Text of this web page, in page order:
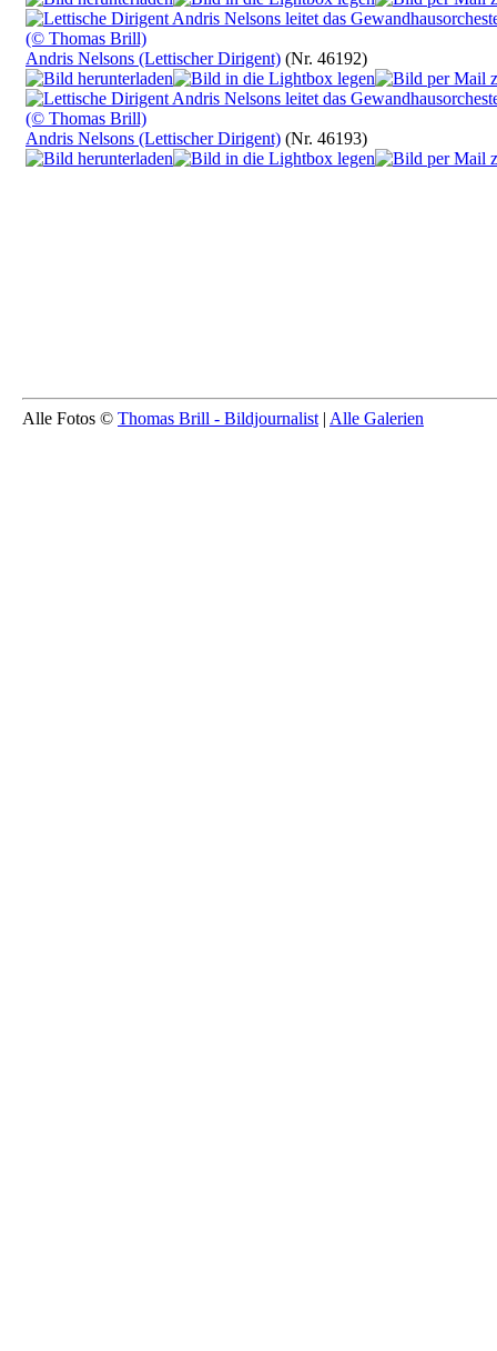
Andris Nelsons (Lettischer Dirigent) (Nr. 46192)
Andris Nelsons (Lettischer Dirigent) (Nr. 46193)
Alle Fotos © Thomas Brill - Bildjournalist | Alle Galerien